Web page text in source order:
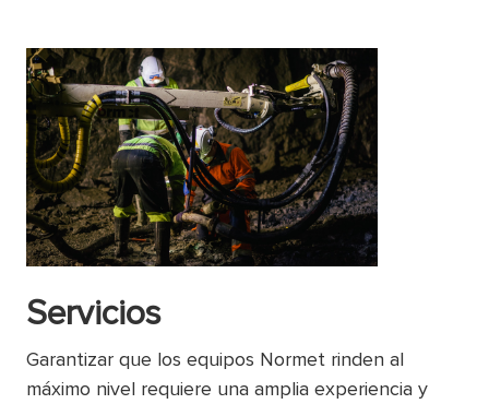
Servicios
Garantizar que los equipos Normet rinden al
máximo nivel requiere una amplia experiencia y